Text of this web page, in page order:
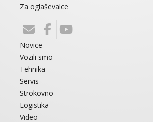
Za oglaševalce
Novice
Vozili smo
Tehnika
Servis
Strokovno
Logistika
Video